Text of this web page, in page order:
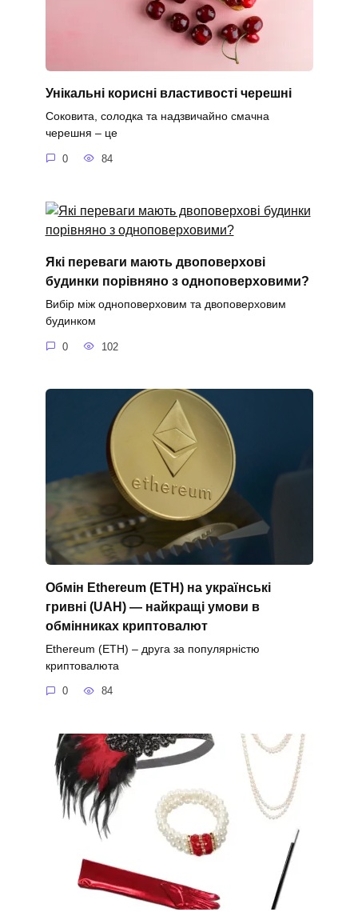
Унікальні корисні властивості черешні
Соковита, солодка та надзвичайно смачна
черешня – це
0 84
Які переваги мають двоповерхові
будинки порівняно з одноповерховими?
Вибір між одноповерховим та двоповерховим
будинком
0 102
Обмін Ethereum (ETH) на українські
гривні (UAH) — найкращі умови в
обмінниках криптовалют
Ethereum (ETH) – друга за популярністю
криптовалюта
0 84